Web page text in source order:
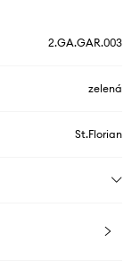
2.GA.GAR.003
zelená
St.Florian